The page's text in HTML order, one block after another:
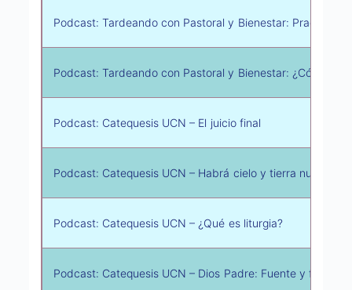
Podcast: Tardeando con Pastoral y Bienestar: Practica
Podcast: Tardeando con Pastoral y Bienestar: ¿Cómo se
Podcast: Catequesis UCN – El juicio final
Podcast: Catequesis UCN – Habrá cielo y tierra nueva
Podcast: Catequesis UCN – ¿Qué es liturgia?
Podcast: Catequesis UCN – Dios Padre: Fuente y fin de